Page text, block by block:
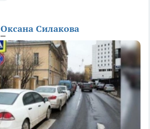
Оксана Силакова